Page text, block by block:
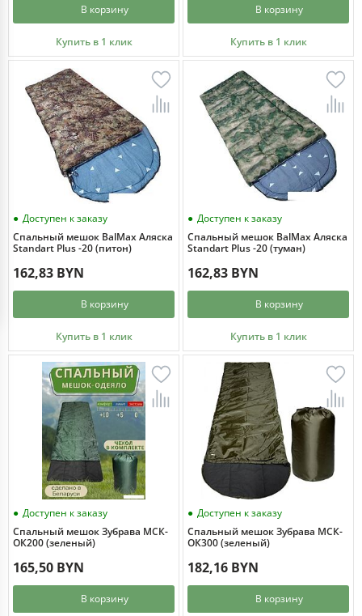
В корзину
Купить в 1 клик
В корзину
Купить в 1 клик
Доступен к заказу
Спальный мешок BalMax Аляска
Standart Plus -20 (питон)
162,83 BYN
В корзину
Купить в 1 клик
Доступен к заказу
Спальный мешок BalMax Аляска
Standart Plus -20 (туман)
162,83 BYN
В корзину
Купить в 1 клик
Доступен к заказу
Спальный мешок Зубрава МСК-
ОК200 (зеленый)
165,50 BYN
В корзину
Доступен к заказу
Спальный мешок Зубрава МСК-
ОК300 (зеленый)
182,16 BYN
В корзину